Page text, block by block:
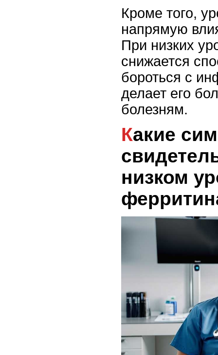
Кроме того,
напрямую
При низких
снижается
бороться с
делает его
болезням.
Какие симптомы могут
низком